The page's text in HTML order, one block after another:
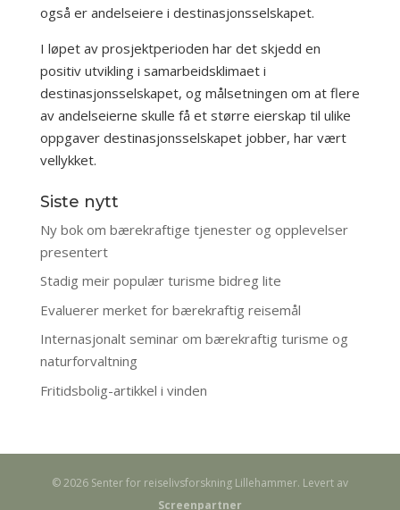
også er andelseiere i destinasjonsselskapet.
I løpet av prosjektperioden har det skjedd en
positiv utvikling i samarbeidsklimaet i
destinasjonsselskapet, og målsetningen om at flere
av andelseierne skulle få et større eierskap til ulike
oppgaver destinasjonsselskapet jobber, har vært
vellykket.
Siste nytt
Ny bok om bærekraftige tjenester og opplevelser
presentert
Stadig meir populær turisme bidreg lite
Evaluerer merket for bærekraftig reisemål
Internasjonalt seminar om bærekraftig turisme og
naturforvaltning
Fritidsbolig-artikkel i vinden
© 2026 Senter for reiselivsforskning Lillehammer. Levert av
Screenpartner